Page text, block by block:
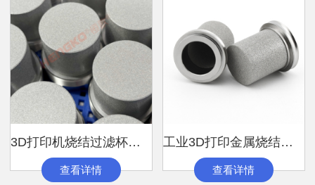
3D打印机烧结过滤杯｜金属粉末过滤与回收
查看详情
工业3D打印金属烧结过滤杯厂家丨支持非标
查看详情